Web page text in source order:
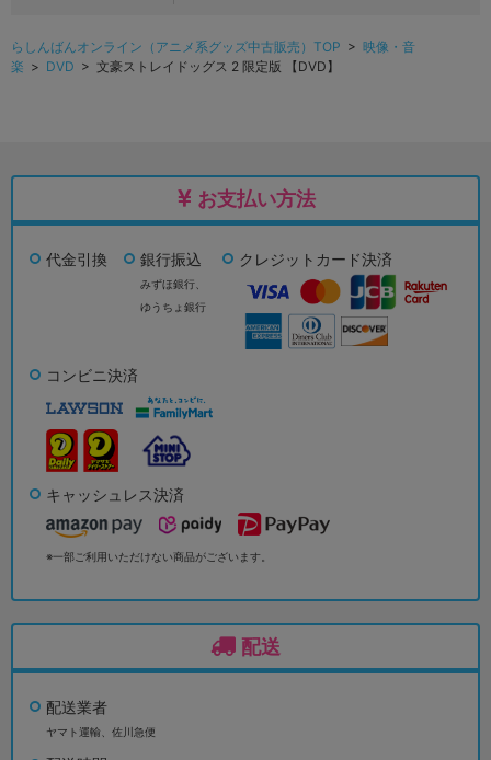
らしんばんオンライン（アニメ系グッズ中古販売）TOP > 映像・音
楽 > DVD > 文豪ストレイドッグス 2 限定版 【DVD】
お支払い方法
代金引換 銀行振込
みずほ銀行、
ゆうちょ銀行
クレジットカード決済
コンビニ決済
キャッシュレス決済
※一部ご利用いただけない商品がございます。
配送
配送業者
ヤマト運輸、佐川急便